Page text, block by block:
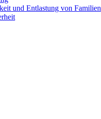
und Entlastung von Familien